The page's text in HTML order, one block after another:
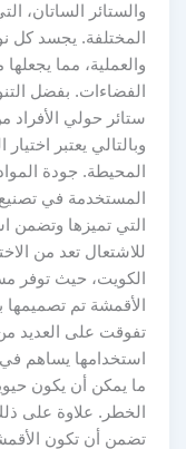
والستائر الساتان،
المختلفة. يجسد كل
والعملية، مما يجعلها
الفضاءات. بفضل التنوع
ستائر حولي الأفراد
وبالتالي يعتبر اختيار
المحيطة. جودة المواد
المستخدمة في تصنيع
التي تميزها وتضمن
للاشتعال تعد من
الكويت، حيث توفر
الأقمشة تم تصميمها
تفوقت على العديد من
استخدامها يساهم في
ما يمكن أن يكون حيوياً
الخطر. علاوة على
تضمن أن تكون